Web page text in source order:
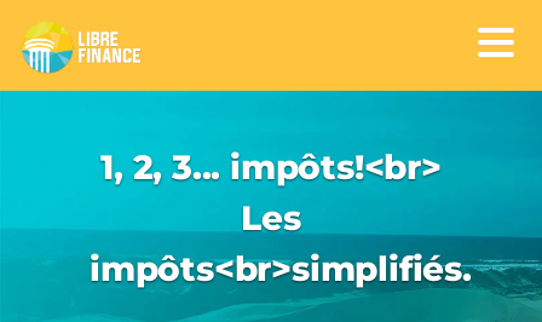
1, 2, 3... impôts!<br>
Les
impôts<br>simplifiés.